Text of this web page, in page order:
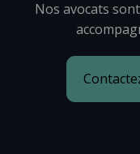
Nos avocats